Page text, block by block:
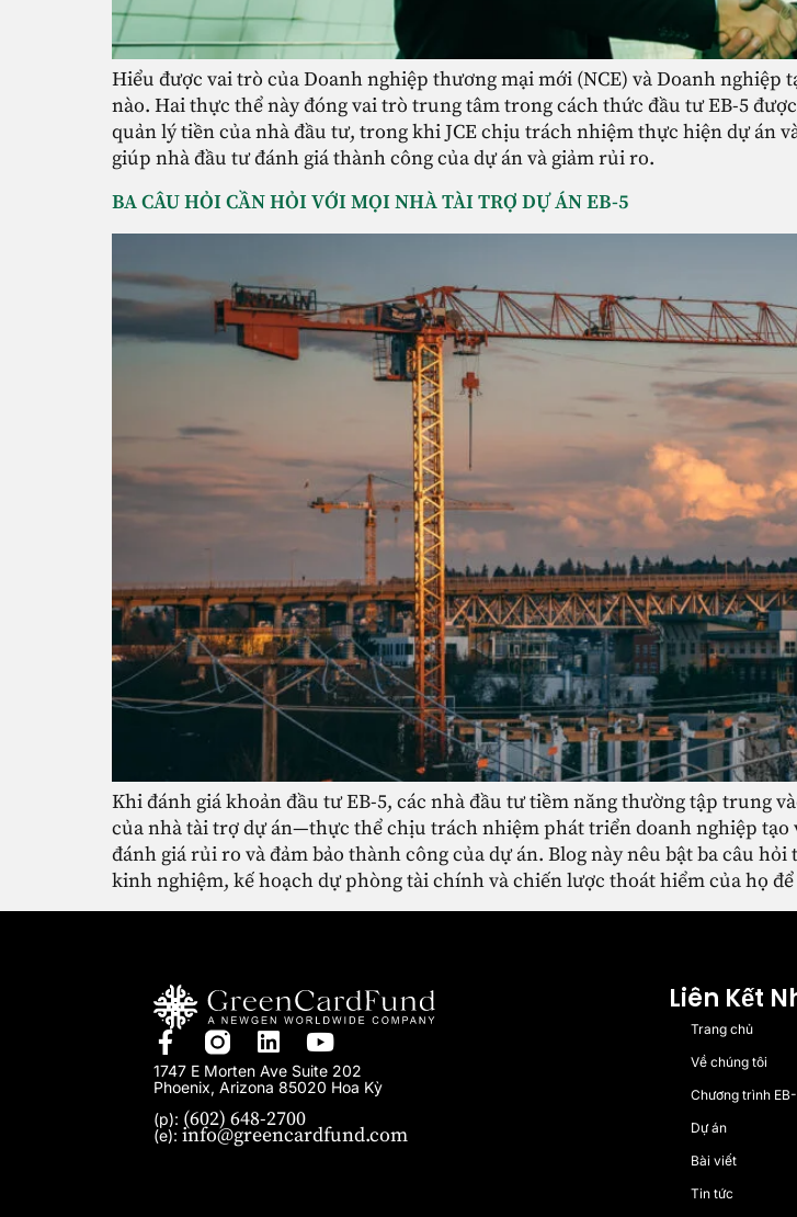
Hiểu được vai trò của Doanh nghiệp thương mại mới (NCE) và Doanh nghiệp
nào. Hai thực thể này đóng vai trò trung tâm trong cách thức đầu tư EB-5
quản lý tiền của nhà đầu tư, trong khi JCE chịu trách nhiệm thực hiện dự án
giúp nhà đầu tư đánh giá thành công của dự án và giảm rủi ro.
BA CÂU HỎI CẦN HỎI VỚI MỌI NHÀ TÀI TRỢ DỰ ÁN EB-5
Khi đánh giá khoản đầu tư EB-5, các nhà đầu tư tiềm năng thường tập trung
của nhà tài trợ dự án—thực thể chịu trách nhiệm phát triển doanh nghiệp
đánh giá rủi ro và đảm bảo thành công của dự án. Blog này nêu bật ba câu
kinh nghiệm, kế hoạch dự phòng tài chính và chiến lược thoát hiểm của họ
1747 E Morten Ave Suite 202
Phoenix, Arizona 85020 Hoa Kỳ
(p): (602) 648-2700
(e): info@greencardfund.com
Liên Kết
Trang chủ
Về chúng tôi
Chương trình
Dự án
Bài viết
Tin tức